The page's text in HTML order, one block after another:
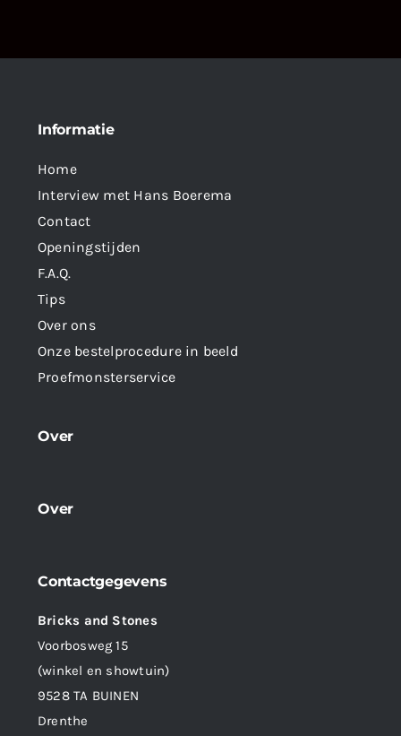
Informatie
Home
Interview met Hans Boerema
Contact
Openingstijden
F.A.Q.
Tips
Over ons
Onze bestelprocedure in beeld
Proefmonsterservice
Over
Over
Contactgegevens
Bricks and Stones
Voorbosweg 15
(winkel en showtuin)
9528 TA BUINEN
Drenthe